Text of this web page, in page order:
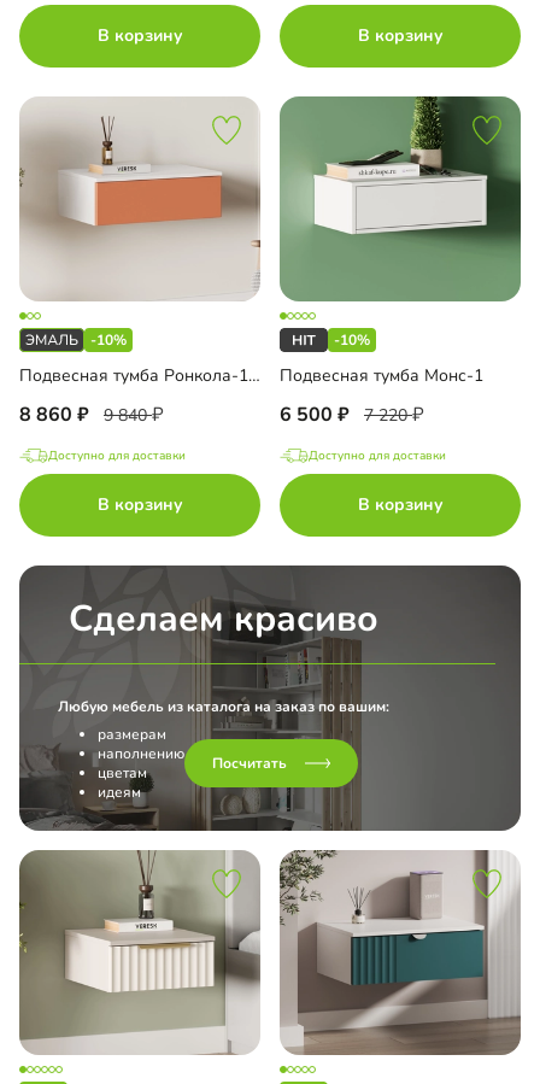
В корзину В корзину
-10%
Подвесная тумба Ронкола-1.1 Эмаль
8 860 9 840
Доступно для доставки
В корзину
-10%
Подвесная тумба Монс-1
6 500 7 220
Доступно для доставки
В корзину
Сделаем красиво
Любую мебель из каталога на заказ по вашим:
размерам
наполнению
цветам
идеям
Посчитать